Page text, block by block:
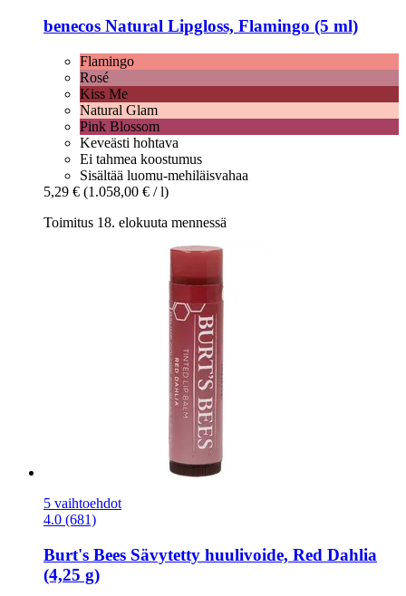
benecos Natural Lipgloss, Flamingo (5 ml)
Flamingo
Rosé
Kiss Me
Natural Glam
Pink Blossom
Keveästi hohtava
Ei tahmea koostumus
Sisältää luomu-mehiläisvahaa
5,29 € (1.058,00 € / l)
Toimitus 18. elokuuta mennessä
5 vaihtoehdot
4.0 (681)
Burt's Bees Sävytetty huulivoide, Red Dahlia
(4,25 g)